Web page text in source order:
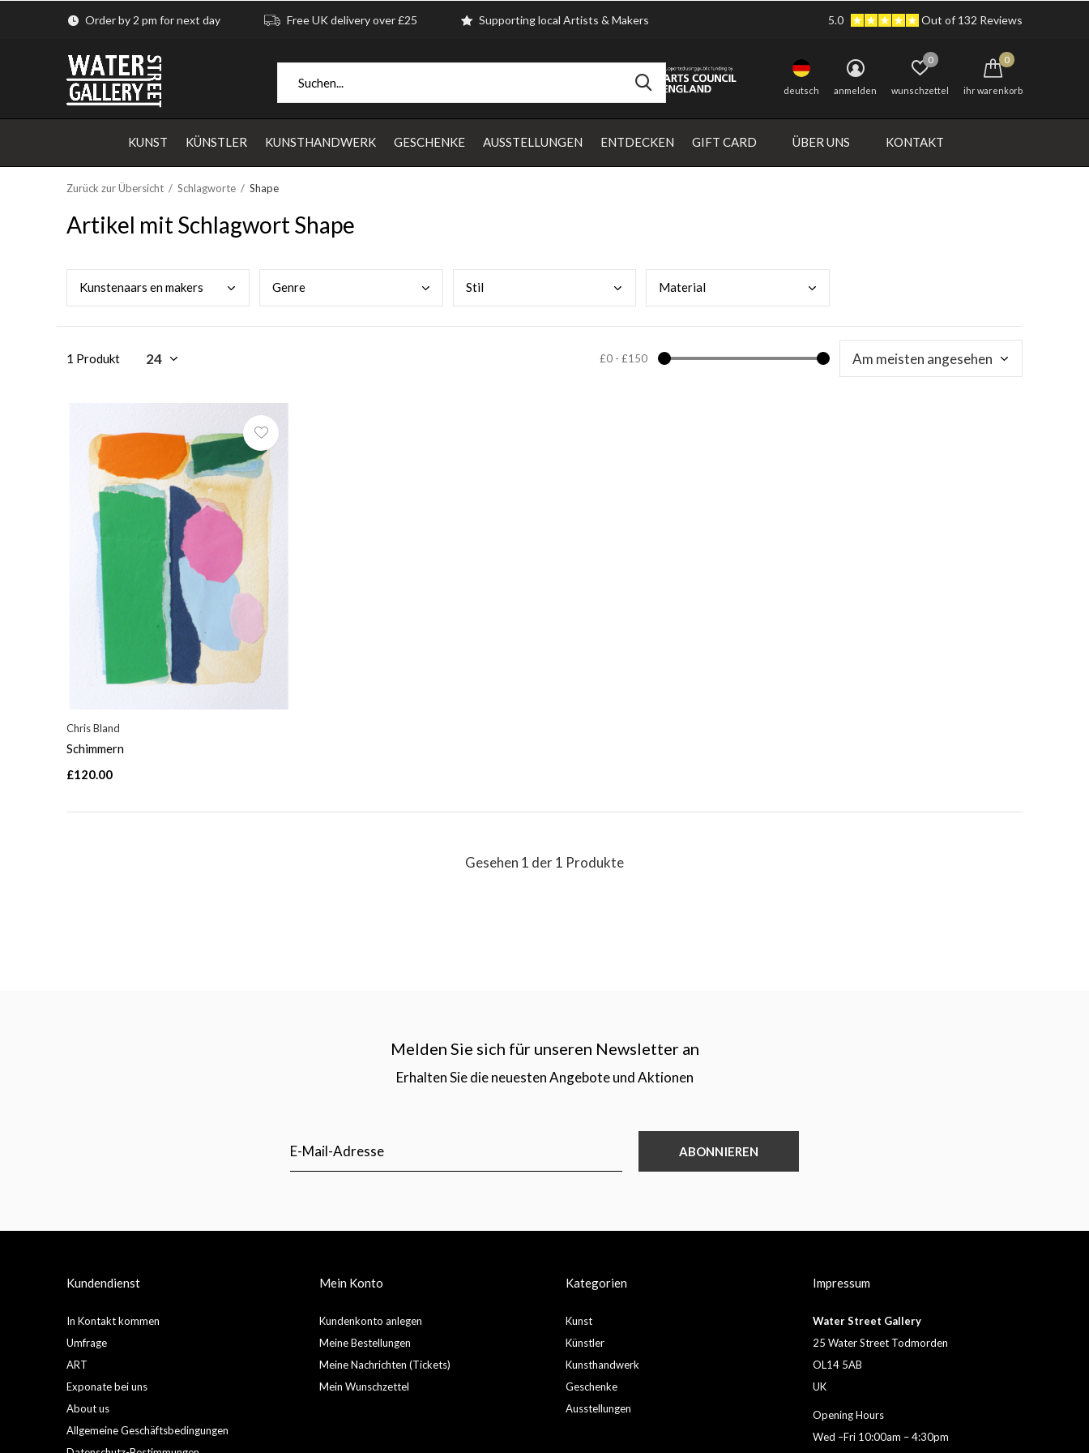
KUNST KÜNSTLER KUNSTHANDWERK GESCHENKE AUSSTELLUNGEN ENTDECKEN GIFT CARD ÜBER UNS KONTAKT
deutsch anmelden wunschzettel
0
ihr warenkorb
0
Order by 2 pm for next day Free UK delivery over £25 Supporting local Artists & Makers 5.0 Out of 132 Reviews
Zurück zur Übersicht Schlagworte Shape
Artikel mit Schlagwort Shape
Kunstenaars en makers Genre Stil Material
1 Produkt £0- £150
Chris Bland
Schimmern
£120.00
Gesehen 1 der 1 Produkte
Melden Sie sich für unseren Newsletter an
Erhalten Sie die neuesten Angebote und Aktionen
ABONNIEREN
Kundendienst
In Kontakt kommen
Umfrage
ART
Exponate bei uns
About us
Allgemeine Geschäftsbedingungen
Mein Konto
Kundenkonto anlegen
Meine Bestellungen
Meine Nachrichten (Tickets)
Mein Wunschzettel
Kategorien
Kunst
Künstler
Kunsthandwerk
Geschenke
Ausstellungen
Impressum
Water Street Gallery
25 Water Street Todmorden
OL14 5AB
UK
Opening Hours
Wed –Fri 10:00am – 4:30pm